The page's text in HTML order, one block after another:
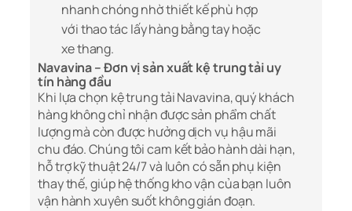
nhanh chóng nhờ thiết kế phù hợp
với thao tác lấy hàng bằng tay hoặc
xe thang.
Navavina – Đơn vị sản xuất kệ trung tải uy
tín hàng đầu
Khi lựa chọn kệ trung tải Navavina, quý khách
hàng không chỉ nhận được sản phẩm chất
lượng mà còn được hưởng dịch vụ hậu mãi
chu đáo. Chúng tôi cam kết bảo hành dài hạn,
hỗ trợ kỹ thuật 24/7 và luôn có sẵn phụ kiện
thay thế, giúp hệ thống kho vận của bạn luôn
vận hành xuyên suốt không gián đoạn.